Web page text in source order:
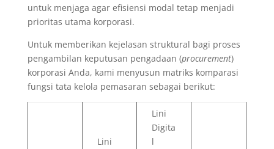
untuk menjaga agar efisiensi modal tetap menjadi
prioritas utama korporasi.
Untuk memberikan kejelasan struktural bagi proses
pengambilan keputusan pengadaan (procurement)
korporasi Anda, kami menyusun matriks komparasi
fungsi tata kelola pemasaran sebagai berikut:
Lini
Lini
Digita
l